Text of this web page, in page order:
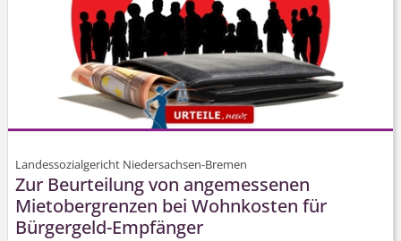
Landessozialgericht Niedersachsen-Bremen
Zur Beurteilung von angemessenen
Mietobergrenzen bei Wohnkosten für
Bürgergeld-Empfänger